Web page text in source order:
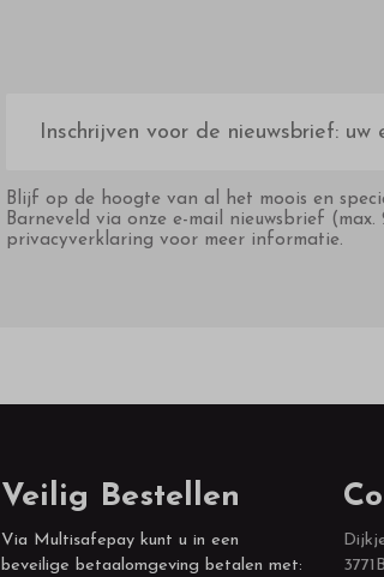
mailadres
Blijf op de hoogte van al het moois en
Barneveld via onze e-mail nieuwsbrief
privacyverklaring voor meer informatie.
Veilig Bestellen
Via Multisafepay kunt u in een
beveilige betaalomgeving betalen met: